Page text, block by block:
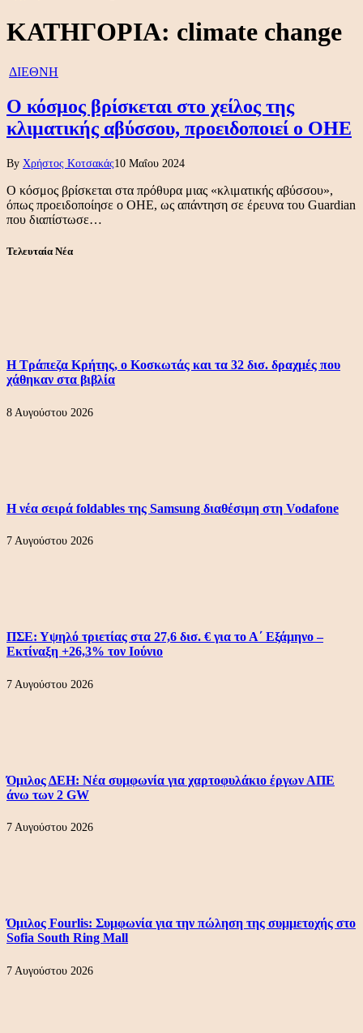
ΚΑΤΗΓΟΡΙΑ: climate change
ΔΙΕΘΝΗ
Ο κόσμος βρίσκεται στο χείλος της
κλιματικής αβύσσου, προειδοποιεί ο ΟΗΕ
By Χρήστος Κοτσακάς10 Μαΐου 2024
Ο κόσμος βρίσκεται στα πρόθυρα μιας «κλιματικής αβύσσου»,
όπως προειδοποίησε ο ΟΗΕ, ως απάντηση σε έρευνα του Guardian
που διαπίστωσε…
Τελευταία Νέα
Η Τράπεζα Κρήτης, ο Κοσκωτάς και τα 32 δισ. δραχμές που
χάθηκαν στα βιβλία
8 Αυγούστου 2026
Η νέα σειρά foldables της Samsung διαθέσιμη στη Vodafone
7 Αυγούστου 2026
ΠΣΕ: Υψηλό τριετίας στα 27,6 δισ. € για το Α΄ Εξάμηνο –
Εκτίναξη +26,3% τον Ιούνιο
7 Αυγούστου 2026
Όμιλος ΔΕΗ: Νέα συμφωνία για χαρτοφυλάκιο έργων ΑΠΕ
άνω των 2 GW
7 Αυγούστου 2026
Όμιλος Fourlis: Συμφωνία για την πώληση της συμμετοχής στο
Sofia South Ring Mall
7 Αυγούστου 2026